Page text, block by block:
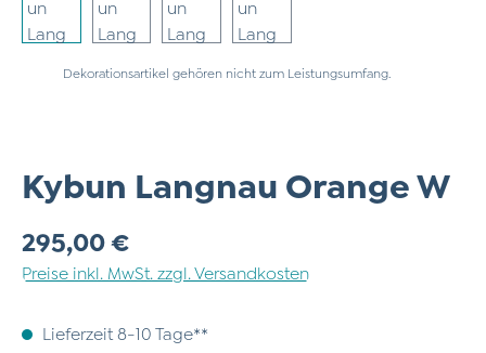
Dekorationsartikel gehören nicht zum Leistungsumfang.
Kybun Langnau Orange W
Regulärer Preis:
295,00 €
Preise inkl. MwSt. zzgl. Versandkosten
Lieferzeit 8-10 Tage**